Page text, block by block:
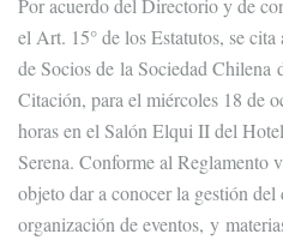
el Art. 15° de los Estatutos, se
de Socios de la Sociedad Chilena
Citación, para el miércoles 18 de
horas en el Salón Elqui II del
Serena. Conforme al Reglamento
objeto dar a conocer la gestión
organización de eventos, y